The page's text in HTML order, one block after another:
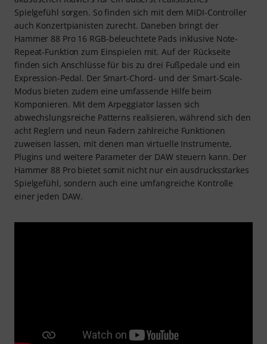
Spielgefühl sorgen. So finden sich mit dem MIDI-Controller
auch Konzertpianisten zurecht. Daneben bringt der
Hammer 88 Pro 16 RGB-beleuchtete Pads inklusive Note-
Repeat-Funktion zum Einspielen mit. Auf der Rückseite
finden sich Anschlüsse für bis zu drei Fußpedale und ein
Expression-Pedal. Der Smart-Chord- und der Smart-Scale-
Modus bieten zudem eine umfassende Hilfe beim
Komponieren. Mit dem Arpeggiator lassen sich
abwechslungsreiche Patterns realisieren, während sich den
acht Reglern und neun Fadern zahlreiche Funktionen
zuweisen lassen, mit denen man virtuelle Instrumente,
Plugins und weitere Parameter der DAW steuern kann. Der
Hammer 88 Pro bietet somit nicht nur ein ausdrucksstarkes
Spielgefühl, sondern auch eine umfangreiche Kontrolle
einer jeden DAW.